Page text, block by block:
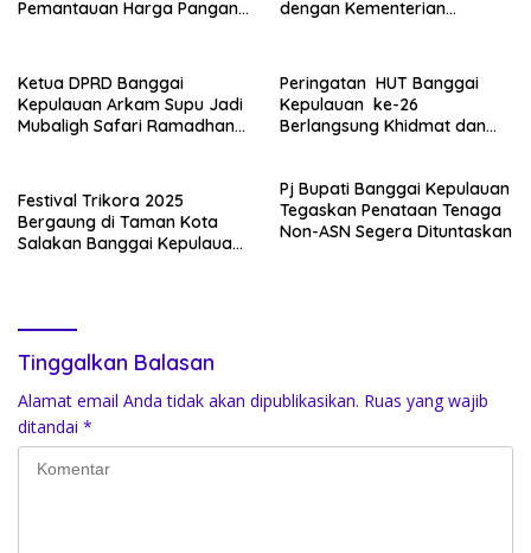
Pemantauan Harga Pangan
dengan Kementerian
Ketua DPRD Banggai
Kepulauan Arkam Supu Jadi
Mubaligh Safari Ramadhan
Motivasi pada Siswa
Peringatan HUT Banggai
Kepulauan ke-26
Berlangsung Khidmat dan
Festival Trikora 2025
Bergaung di Taman Kota
Salakan Banggai Kepulauan:
Budaya
Pj Bupati Banggai Kepulauan
Tegaskan Penataan Tenaga
Non-ASN Segera Dituntaskan
Tinggalkan Balasan
Alamat email Anda tidak akan dipublikasikan. Ruas yang wajib
ditandai *